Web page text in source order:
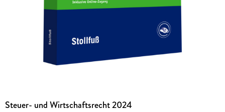
Steuer- und Wirtschaftsrecht 2024